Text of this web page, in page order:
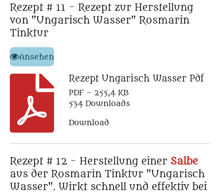
Rezept # 11 - Rezept zur Herstellung
von "Ungarisch Wasser" Rosmarin
Tinktur
Ansehen
Rezept Ungarisch Wasser Pdf
PDF – 255,4 KB
534 Downloads
Download
Rezept # 12 - Herstellung einer Salbe
aus der Rosmarin Tinktur "Ungarisch
Wasser". Wirkt schnell und effektiv bei